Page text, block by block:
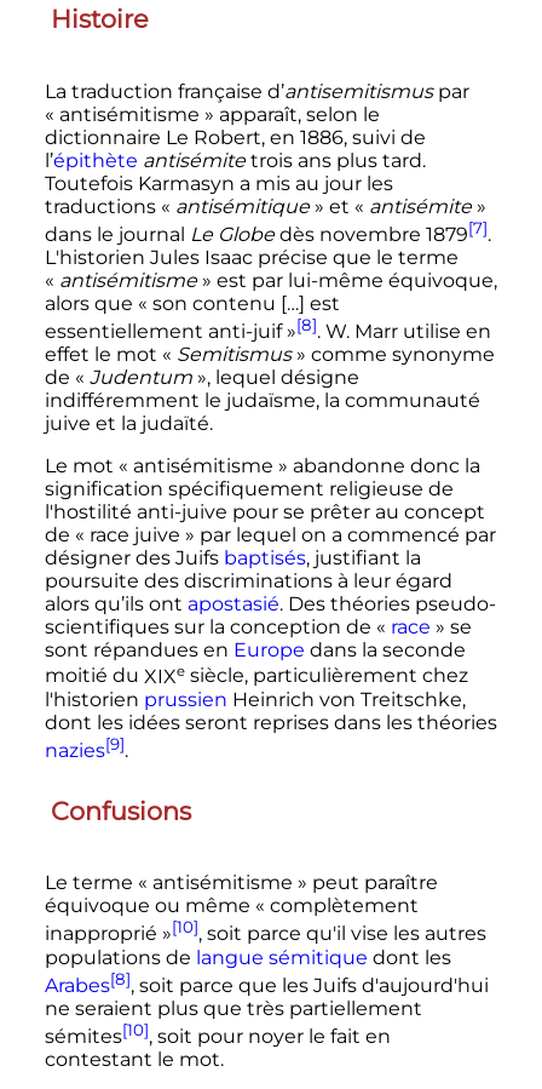
Histoire
La traduction française d’antisemitismuspar
« antisémitisme » apparaît, selon le
dictionnaire Le Robert, en 1886, suivi de
l’épithète antisémitetrois ans plus tard.
Toutefois Karmasyn a mis au jour les
traductions « antisémitique » et « antisémite »
dans le journal Le Globedès novembre 1879[7].
L'historien Jules Isaac précise que le terme
« antisémitisme » est par lui-même équivoque,
alors que « son contenu […] est
essentiellement anti-juif »[8]. W. Marr utilise en
effet le mot « Semitismus » comme synonyme
de « Judentum », lequel désigne
indifféremment le judaïsme, la communauté
juive et la judaïté.
Le mot « antisémitisme » abandonne donc la
signification spécifiquement religieuse de
l'hostilité anti-juive pour se prêter au concept
de « race juive » par lequel on a commencé par
désigner des Juifs baptisés, justifiant la
poursuite des discriminations à leur égard
alors qu’ils ont apostasié. Des théories pseudo-
scientifiques sur la conception de « race » se
sont répandues en Europe dans la seconde
moitié du XIXe siècle, particulièrement chez
l'historien prussien Heinrich von Treitschke,
dont les idées seront reprises dans les théories
nazies[9].
Confusions
Le terme « antisémitisme » peut paraître
équivoque ou même « complètement
inapproprié »[10], soit parce qu'il vise les autres
populations de langue sémitique dont les
Arabes[8], soit parce que les Juifs d'aujourd'hui
ne seraient plus que très partiellement
sémites[10], soit pour noyer le fait en
contestant le mot.